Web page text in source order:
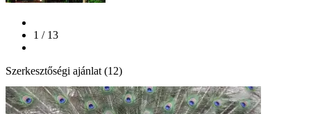
1 / 13
Szerkesztőségi ajánlat (12)